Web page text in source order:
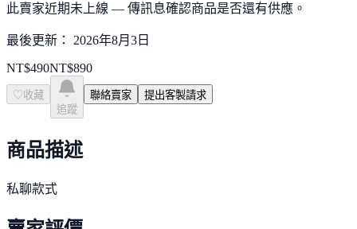
此賣家近期未上線 — 傳訊息確認商品是否還有供應。
最後更新： 2026年8月3日
NT$490NT$890
♡ 收藏
追蹤
聯絡賣家 提出客製請求
商品描述
私聊款式